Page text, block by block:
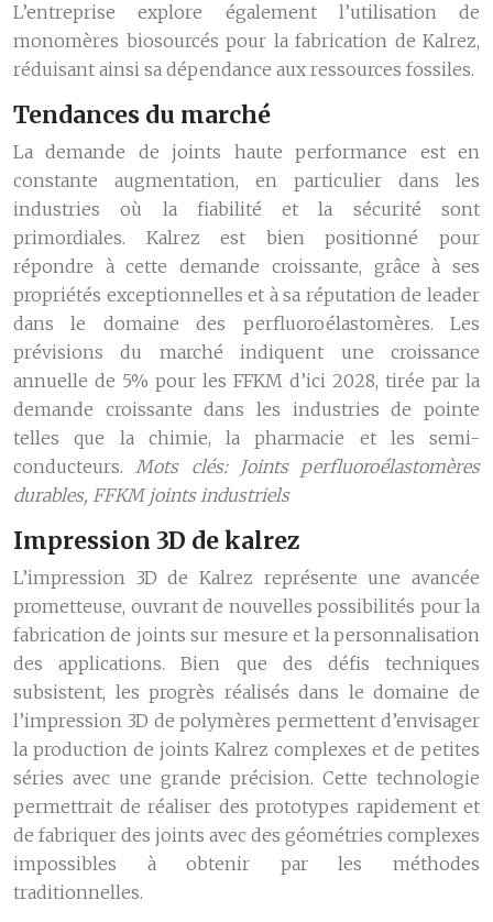
L’entreprise explore également l’utilisation de
monomères biosourcés pour la fabrication de Kalrez,
réduisant ainsi sa dépendance aux ressources fossiles.
Tendances du marché
La demande de joints haute performance est en
constante augmentation, en particulier dans les
industries où la fiabilité et la sécurité sont
primordiales. Kalrez est bien positionné pour
répondre à cette demande croissante, grâce à ses
propriétés exceptionnelles et à sa réputation de leader
dans le domaine des perfluoroélastomères. Les
prévisions du marché indiquent une croissance
annuelle de 5% pour les FFKM d’ici 2028, tirée par la
demande croissante dans les industries de pointe
telles que la chimie, la pharmacie et les semi-
conducteurs.Mots clés: Joints perfluoroélastomères
durables, FFKM joints industriels
Impression 3D de kalrez
L’impression 3D de Kalrez représente une avancée
prometteuse, ouvrant de nouvelles possibilités pour la
fabrication de joints sur mesure et la personnalisation
des applications. Bien que des défis techniques
subsistent, les progrès réalisés dans le domaine de
l’impression 3D de polymères permettent d’envisager
la production de joints Kalrez complexes et de petites
séries avec une grande précision. Cette technologie
permettrait de réaliser des prototypes rapidement et
de fabriquer des joints avec des géométries complexes
impossibles à obtenir par les méthodes
traditionnelles.